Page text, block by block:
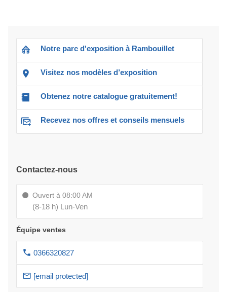
Notre parc d'exposition à Rambouillet
Visitez nos modèles d’exposition
Obtenez notre catalogue gratuitement!
Recevez nos offres et conseils mensuels
Contactez-nous
Ouvert à 08:00 AM
(8-18 h) Lun-Ven
Équipe ventes
0366320827
[email protected]